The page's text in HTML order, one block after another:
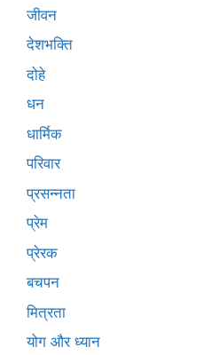
जीवन
देशभक्ति
दोहे
धन
धार्मिक
परिवार
प्रसन्नता
प्रेम
प्रेरक
बचपन
मित्रता
योग और ध्यान